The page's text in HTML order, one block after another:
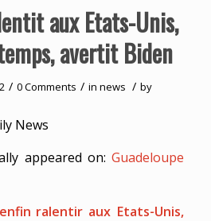
aux Etats-Unis,
avertit Biden
/ 0 Comments / in news / by
News
appeared on:Guadeloupe
ralentir aux Etats-Unis,